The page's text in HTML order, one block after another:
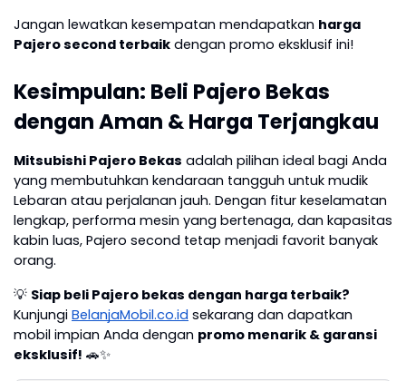
Jangan lewatkan kesempatan mendapatkan harga
Pajero second terbaik dengan promo eksklusif ini!
Kesimpulan: Beli Pajero Bekas
dengan Aman & Harga Terjangkau
Mitsubishi Pajero Bekas adalah pilihan ideal bagi Anda
yang membutuhkan kendaraan tangguh untuk mudik
Lebaran atau perjalanan jauh. Dengan fitur keselamatan
lengkap, performa mesin yang bertenaga, dan kapasitas
kabin luas, Pajero second tetap menjadi favorit banyak
orang.
💡 Siap beli Pajero bekas dengan harga terbaik?
Kunjungi BelanjaMobil.co.id sekarang dan dapatkan
mobil impian Anda dengan promo menarik & garansi
eksklusif! 🚗✨